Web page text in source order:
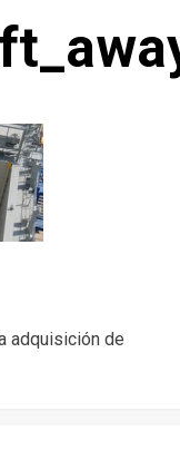
adquisición de